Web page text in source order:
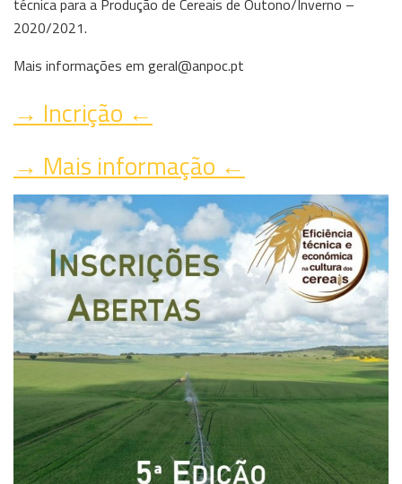
2020/2021.
Mais informações em geral@anpoc.pt
→ Incrição ←
→ Mais informação ←